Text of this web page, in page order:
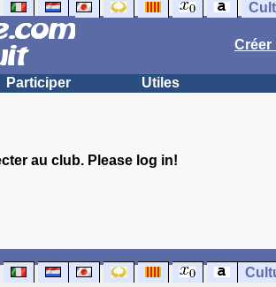
Créer
Participer Utiles
au club. Please log in!